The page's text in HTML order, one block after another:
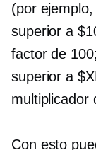
(por
superior a
factor de
superior a
multiplicador
Con esto